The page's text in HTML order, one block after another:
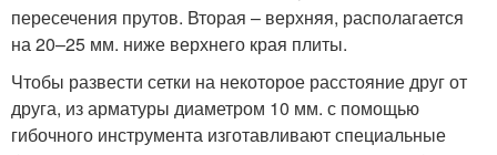
пересечения прутов. Вторая – верхняя, располагается
на 20–25 мм. ниже верхнего края плиты.
Чтобы развести сетки на некоторое расстояние друг от
друга, из арматуры диаметром 10 мм. с помощью
гибочного инструмента изготавливают специальные